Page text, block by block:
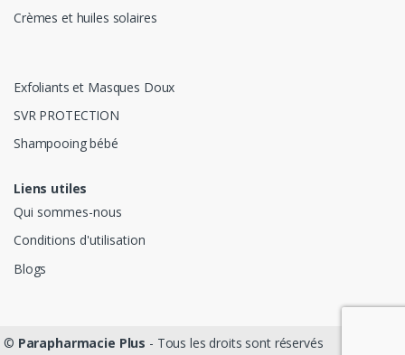
Crèmes et huiles solaires
Exfoliants et Masques Doux
SVR PROTECTION
Shampooing bébé
Liens utiles
Qui sommes-nous
Conditions d'utilisation
Blogs
© Parapharmacie Plus - Tous les droits sont réservés